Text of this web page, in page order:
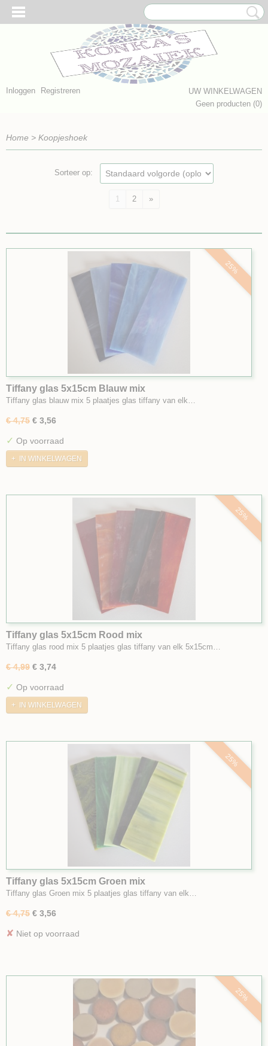
Inloggen Registreren
UW WINKELWAGEN
Geen producten (0)
Home > Koopjeshoek
Sorteer op:
1 2 »
25%
Tiffany glas 5x15cm Blauw mix
Tiffany glas blauw mix 5 plaatjes glas tiffany van elk…
€ 4,75 € 3,56
✓ Op voorraad
IN WINKELWAGEN
25%
Tiffany glas 5x15cm Rood mix
Tiffany glas rood mix 5 plaatjes glas tiffany van elk 5x15cm…
€ 4,99 € 3,74
✓ Op voorraad
IN WINKELWAGEN
25%
Tiffany glas 5x15cm Groen mix
Tiffany glas Groen mix 5 plaatjes glas tiffany van elk…
€ 4,75 € 3,56
✘ Niet op voorraad
25%